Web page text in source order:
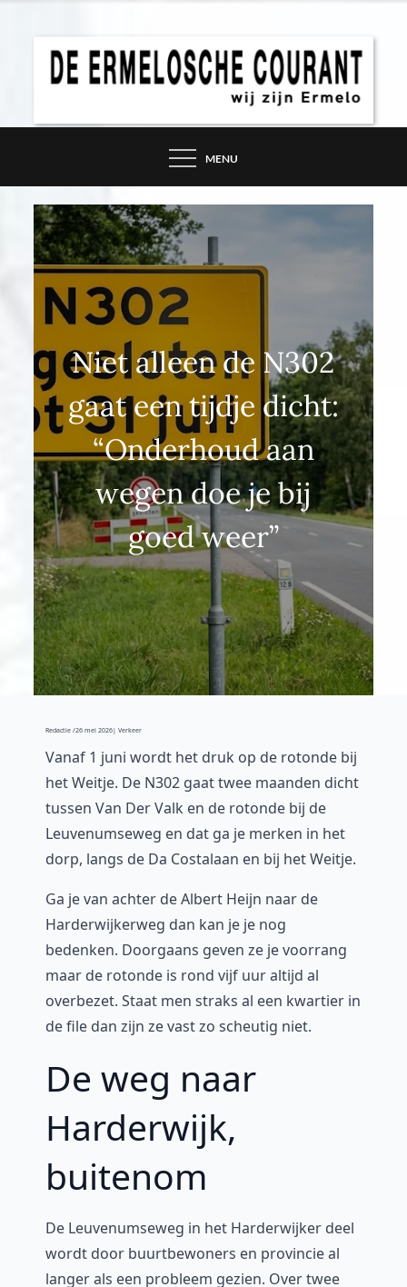
DE ERMELOSCHE
COURANT – WIJ ZIJN
ERMELO
MENU
Niet alleen de N302
gaat een tijdje dicht:
“Onderhoud aan
wegen doe je bij
goed weer”
Redactie /26 mei 2026| Verkeer
Vanaf 1 juni wordt het druk op de rotonde bij
het Weitje. De N302 gaat twee maanden dicht
tussen Van Der Valk en de rotonde bij de
Leuvenumseweg en dat ga je merken in het
dorp, langs de Da Costalaan en bij het Weitje.
Ga je van achter de Albert Heijn naar de
Harderwijkerweg dan kan je je nog
bedenken. Doorgaans geven ze je voorrang
maar de rotonde is rond vijf uur altijd al
overbezet. Staat men straks al een kwartier in
de file dan zijn ze vast zo scheutig niet.
De weg naar
Harderwijk,
buitenom
De Leuvenumseweg in het Harderwijker deel
wordt door buurtbewoners en provincie al
langer als een probleem gezien. Over twee